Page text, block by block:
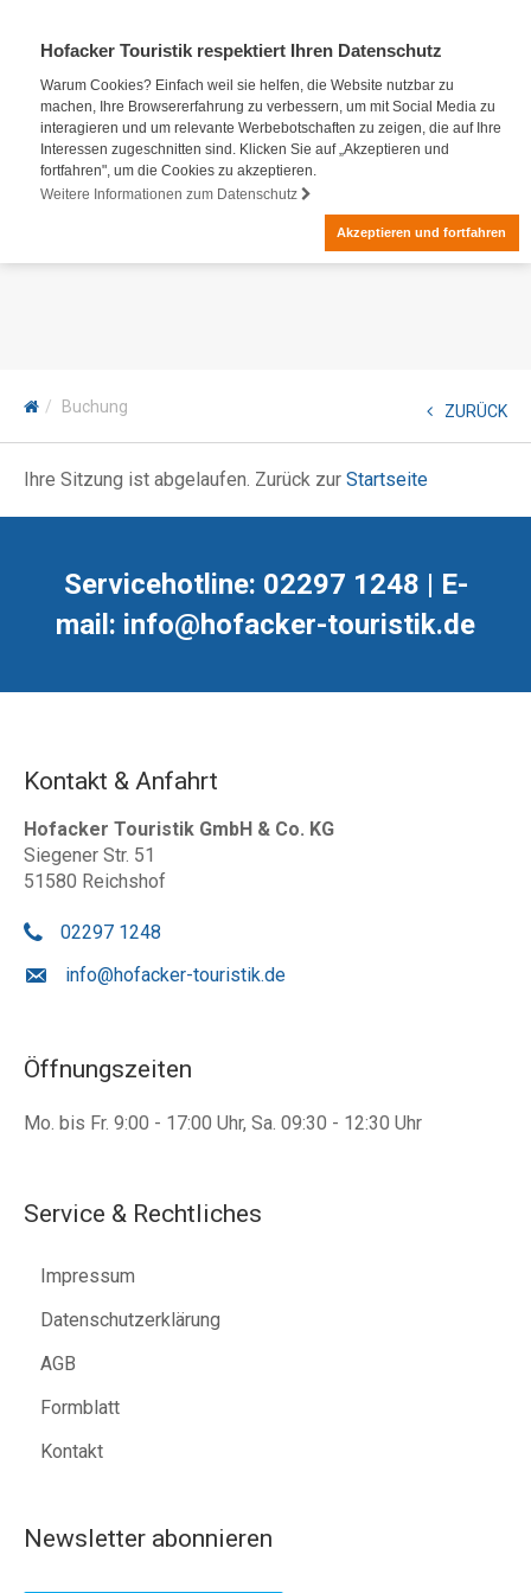
Hofacker Touristik respektiert Ihren Datenschutz
Warum Cookies? Einfach weil sie helfen, die Website nutzbar zu
machen, Ihre Browsererfahrung zu verbessern, um mit Social Media zu
interagieren und um relevante Werbebotschaften zu zeigen, die auf Ihre
Interessen zugeschnitten sind. Klicken Sie auf „Akzeptieren und
fortfahren", um die Cookies zu akzeptieren.
Weitere Informationen zum Datenschutz
Akzeptieren und fortfahren
Buchung ZURÜCK
Ihre Sitzung ist abgelaufen. Zurück zur Startseite
Servicehotline: 02297 1248 | E-
mail: info@hofacker-touristik.de
Kontakt & Anfahrt
Hofacker Touristik GmbH & Co. KG
Siegener Str. 51
51580 Reichshof
02297 1248
info@hofacker-touristik.de
Öffnungszeiten
Mo. bis Fr. 9:00 - 17:00 Uhr, Sa. 09:30 - 12:30 Uhr
Service & Rechtliches
Impressum
Datenschutzerklärung
AGB
Formblatt
Kontakt
Newsletter abonnieren